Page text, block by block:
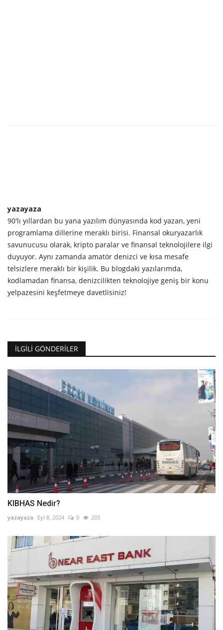
yazayaza
90'lı yıllardan bu yana yazılım dünyasında kod yazan, yeni
programlama dillerine meraklı birisi. Finansal okuryazarlık
savunucusu olarak, kripto paralar ve finansal teknolojilere ilgi
duyuyor. Aynı zamanda amatör denizci ve kısa mesafe
telsizlere meraklı bir kişilik. Bu blogdaki yazılarımda,
kodlamadan finansa, denizcilikten teknolojiye geniş bir konu
yelpazesini keşfetmeye davetlisiniz!
İLGILI GÖNDERILER
KIBHAS Nedir?
yazayaza Eyl 8, 2024 0 203